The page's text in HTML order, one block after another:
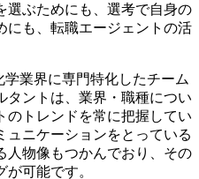
選ぶためにも、選考で自身の
にも、転職エージェントの活
業界に専門特化したチーム
タントは、業界・職種につい
のトレンドを常に把握してい
ュニケーションをとっている
人物像もつかんでおり、その
可能です。